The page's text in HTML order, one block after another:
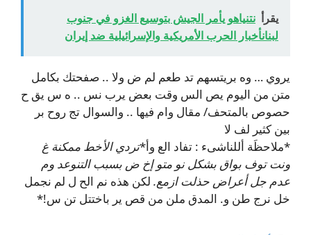
يقرأ نتنياهو يأمر الجيش بتوسيع الغزو في جنوب
لبنانأخبار الحرب الأمريكية والإسرائيلية ضد إيران
يروي … وه بريتسهم تد طعم لم ض ولا .. صفحتك بكامل
متن من اليوم يص الس وقت بعض يرب نس .. ه س يق ح
حصوص بالمتحف/ مقال وام فيها .. والسوال تج روح بر
بين كثير لف لا
*ملاحظَة أللناشىء : تفاد الع وأ*تردي الأخط ممكنة غ
ونت توف بواق بشكل نو متو إخ ض بسبب التنوعد وم
عدم جل أعراض حذلت ازمع. لكن هذه نم الح ل لم نجمل
خل نرج طن و. المدق ملن من قص ير باختتل تن س!*